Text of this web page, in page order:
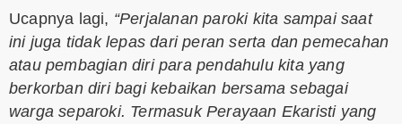
Ucapnya lagi, “Perjalanan paroki kita sampai saat
ini juga tidak lepas dari peran serta dan pemecahan
atau pembagian diri para pendahulu kita yang
berkorban diri bagi kebaikan bersama sebagai
warga separoki. Termasuk Perayaan Ekaristi yang